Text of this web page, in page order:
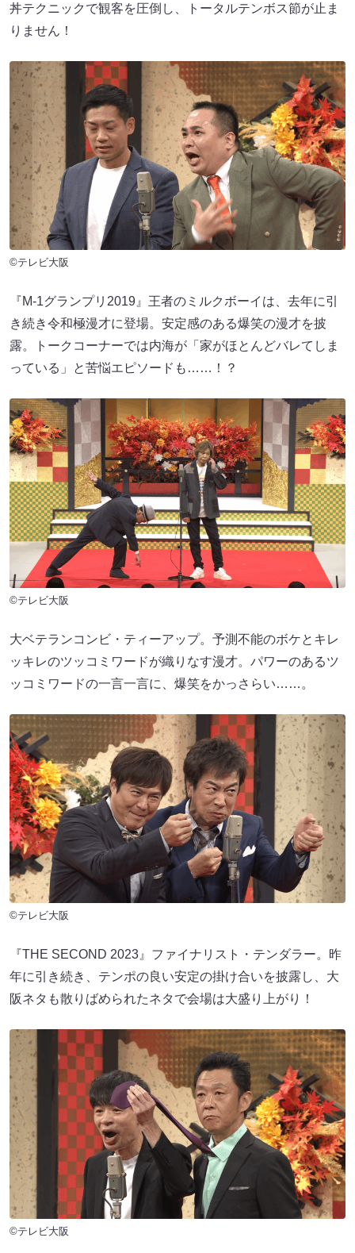
丼テクニックで観客を圧倒し、トータルテンボス節が止ま
りません！
©テレビ大阪
『M-1グランプリ2019』王者のミルクボーイは、去年に引
き続き令和極漫才に登場。安定感のある爆笑の漫才を披
露。トークコーナーでは内海が「家がほとんどバレてしま
っている」と苦悩エピソードも……！？
©テレビ大阪
大ベテランコンビ・ティーアップ。予測不能のボケとキレ
ッキレのツッコミワードが織りなす漫才。パワーのあるツ
ッコミワードの一言一言に、爆笑をかっさらい……。
©テレビ大阪
『THE SECOND 2023』ファイナリスト・テンダラー。昨
年に引き続き、テンポの良い安定の掛け合いを披露し、大
阪ネタも散りばめられたネタで会場は大盛り上がり！
©テレビ大阪